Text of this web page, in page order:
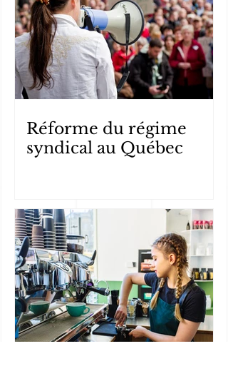
Réforme du régime
syndical au Québec